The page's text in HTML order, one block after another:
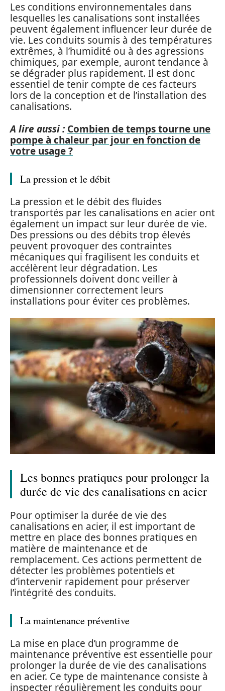
Les conditions environnementales dans
lesquelles les canalisations sont installées
peuvent également influencer leur durée de
vie. Les conduits soumis à des températures
extrêmes, à l’humidité ou à des agressions
chimiques, par exemple, auront tendance à
se dégrader plus rapidement. Il est donc
essentiel de tenir compte de ces facteurs
lors de la conception et de l’installation des
canalisations.
A lire aussi : Combien de temps tourne une
pompe à chaleur par jour en fonction de
votre usage ?
La pression et le débit
La pression et le débit des fluides
transportés par les canalisations en acier ont
également un impact sur leur durée de vie.
Des pressions ou des débits trop élevés
peuvent provoquer des contraintes
mécaniques qui fragilisent les conduits et
accélèrent leur dégradation. Les
professionnels doivent donc veiller à
dimensionner correctement leurs
installations pour éviter ces problèmes.
Les bonnes pratiques pour prolonger la
durée de vie des canalisations en acier
Pour optimiser la durée de vie des
canalisations en acier, il est important de
mettre en place des bonnes pratiques en
matière de maintenance et de
remplacement. Ces actions permettent de
détecter les problèmes potentiels et
d’intervenir rapidement pour préserver
l’intégrité des conduits.
La maintenance préventive
La mise en place d’un programme de
maintenance préventive est essentielle pour
prolonger la durée de vie des canalisations
en acier. Ce type de maintenance consiste à
inspecter régulièrement les conduits pour